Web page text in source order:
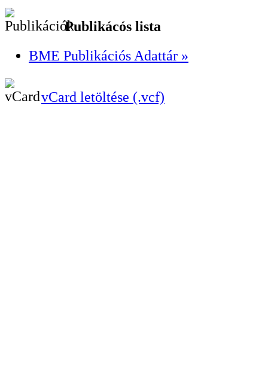
Publikácós lista
BME Publikációs Adattár »
vCard letöltése (.vcf)